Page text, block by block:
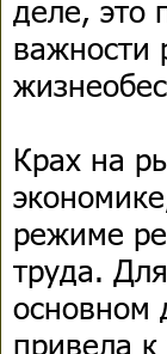
деле, это
важности
Крах на
режиме
труда.
основном
привела